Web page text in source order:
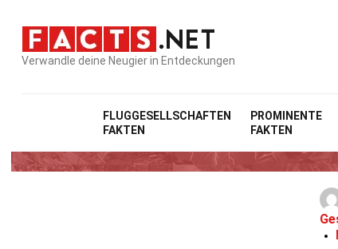
Verwandle deine Neugier in Entdeckungen
FLUGGESELLSCHAFTEN
FAKTEN
PROMINENTE
FAKTEN